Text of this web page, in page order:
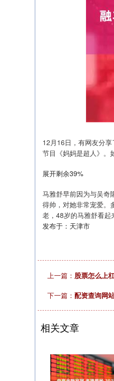
12月16日，有网友分
节目《妈妈是超人》。
展开剩余39%
马雅舒早前因为与吴奇
得帅，对她非常宠爱。
老，48岁的马雅舒看起
发布于：天津市
上一篇： 股票怎么上
下一篇： 配资查询网
相关文章